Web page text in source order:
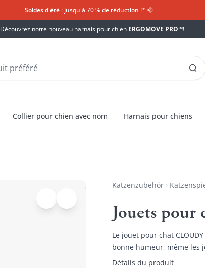
Soldes d'été : jusqu'à 70 % de réduction !*​ 🌞
Découvrez notre nouveau harnais pour chien ERGOMOVE PRO™!
Collier pour chien avec nom
Harnais pour chiens
Katzenzubehör
Jouets pour
Le jouet pour chat
bonne humeur, même les
Détails du produit